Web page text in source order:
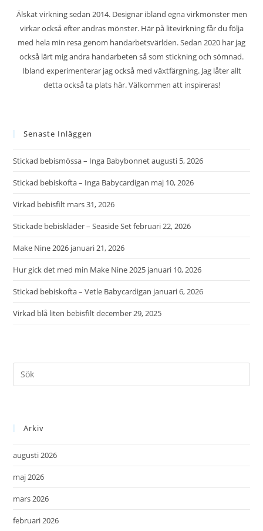
Älskat virkning sedan 2014. Designar ibland egna virkmönster men
virkar också efter andras mönster. Här på litevirkning får du följa
med hela min resa genom handarbetsvärlden. Sedan 2020 har jag
också lärt mig andra handarbeten så som stickning och sömnad.
Ibland experimenterar jag också med växtfärgning. Jag låter allt
detta också ta plats här. Välkommen att inspireras!
Senaste Inläggen
Stickad bebismössa – Inga Babybonnetaugusti 5, 2026
Stickad bebiskofta – Inga Babycardigan maj 10, 2026
Virkad bebisfilt mars 31, 2026
Stickade bebiskläder – Seaside Setfebruari 22, 2026
Make Nine 2026 januari 21, 2026
Hur gick det med min Make Nine 2025 januari 10, 2026
Stickad bebiskofta – Vetle Babycardigan januari 6, 2026
Virkad blå liten bebisfiltdecember 29, 2025
Arkiv
augusti 2026
maj 2026
mars 2026
februari 2026